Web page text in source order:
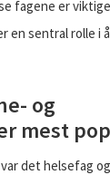
fagene er
en sentral rolle i
og
mest
det helsefag